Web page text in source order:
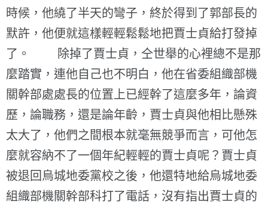
時候，他繞了半天的彎子，終於得到了郭部長的
默許，他便就這樣輕輕鬆鬆地把賈士貞給打發掉
了。 除掉了賈士貞，仝世舉的心裡總不是那
麼踏實，連他自己也不明白，他在省委組織部機
關幹部處處長的位置上已經幹了這麼多年，論資
歷，論職務，還是論年齡，賈士貞與他相比懸殊
太大了，他們之間根本就毫無競爭而言，可他怎
麼就容納不了一個年紀輕輕的賈士貞呢？賈士貞
被退回烏城地委黨校之後，他還特地給烏城地委
組織部機關幹部科打了電話，沒有指出賈士貞的